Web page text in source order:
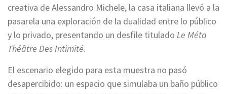
creativa de Alessandro Michele, la casa italiana llevó a la
pasarela una exploración de la dualidad entre lo público
y lo privado, presentando un desfile titulado Le Méta
Théâtre Des Intimité.
El escenario elegido para esta muestra no pasó
desapercibido: un espacio que simulaba un baño público